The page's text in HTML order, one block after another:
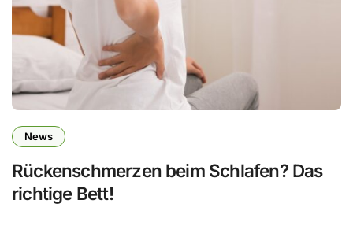
News
Rückenschmerzen beim Schlafen? Das
richtige Bett!